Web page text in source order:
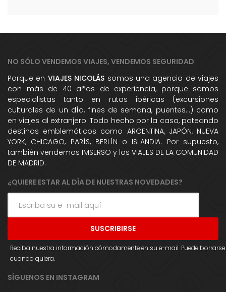
NO SÓLO VENDEMOS VIAJES, VENDEMOS SEGURIDAD
Porque en VIAJES NICOLÁS somos una agencia de viajes
con más de 40 años de experiencia, porque somos
especialistas tanto en rutas ibéricas (excursiones
culturales de un dÍa, fines de semana, puentes...) como
en viajes al extranjero. Todo hecho por la casa, pateando
destinos emblemáticos como ARGENTINA, JAPÓN, NUEVA
YORK, CHICAGO, PARÍS, BERLÍN o ISLANDIA. Por supuesto,
también vendemos IMSERSO y los VIAJES DE LA COMUNIDAD
DE MADRID.
¿QUIERE ESTAR AL DÍA DE NUESTRAS NOVEDADES?
Reciba nuestra información cómodamente en su e-mail. Puede borrarse
cuando quiera.
SÍGUENOS EN INSTAGRAM